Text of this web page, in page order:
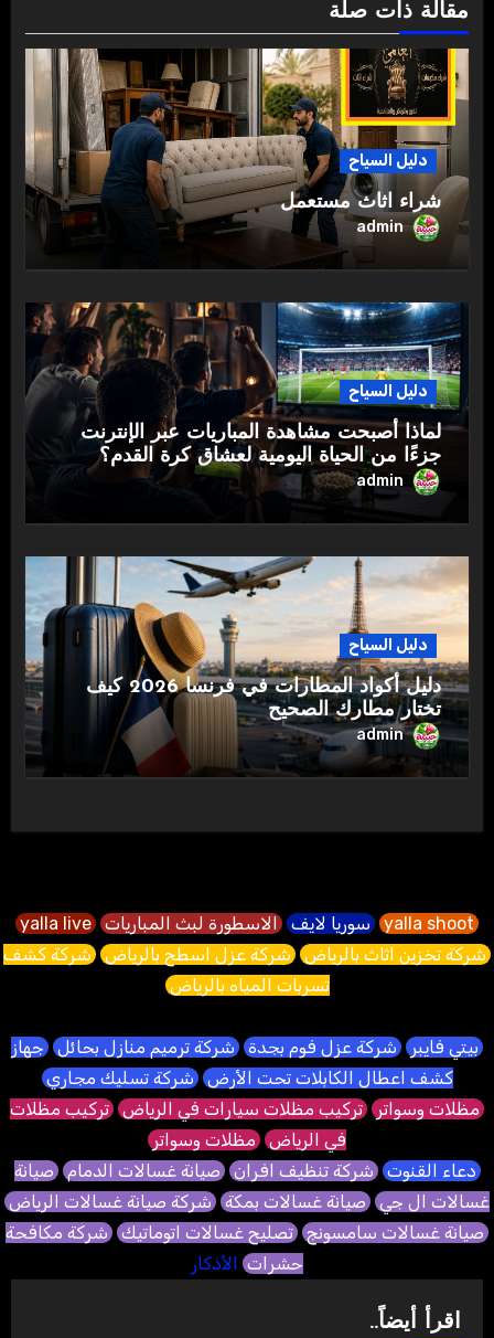
مقالة ذات صلة
دليل السياح
شراء اثاث مستعمل
admin
دليل السياح
لماذا أصبحت مشاهدة المباريات عبر الإنترنت
جزءًا من الحياة اليومية لعشاق كرة القدم؟
admin
دليل السياح
دليل أكواد المطارات في فرنسا 2026 كيف
تختار مطارك الصحيح
admin
yalla shoot سوريا لايف الاسطورة لبث المباريات yalla live
شركة تخزين اثاث بالرياض شركة عزل اسطح بالرياض شركة كشف
تسربات المياه بالرياض
بيتي فايبر شركة عزل فوم بجدة شركة ترميم منازل بحائل جهاز
كشف اعطال الكابلات تحت الأرض شركة تسليك مجاري
مظلات وسواتر تركيب مظلات سيارات في الرياض تركيب مظلات
في الرياض مظلات وسواتر
دعاء القنوت شركة تنظيف افران صيانة غسالات الدمام صيانة
غسالات ال جي صيانة غسالات بمكة شركة صيانة غسالات الرياض
صيانة غسالات سامسونج تصليح غسالات اتوماتيك شركة مكافحة
حشرات الأذكار
اقرأ أيضاً..